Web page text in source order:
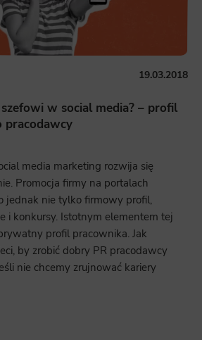
19.03.2018
szefowi w social media? – profil
media marketing rozwija się
Promocja firmy na portalach
jednak nie tylko firmowy profil,
i konkursy. Istotnym elementem tej
profil pracownika. Jak
by zrobić dobry PR pracodawcy
nie chcemy zrujnować kariery